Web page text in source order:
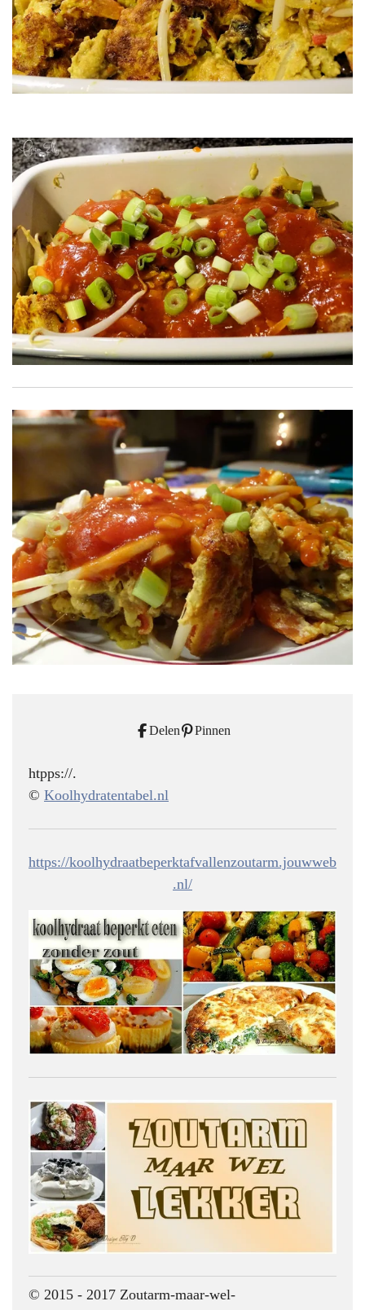
Delen Pinnen
htpps://.
© Koolhydratentabel.nl
https://koolhydraatbeperktafvallenzoutarm.jouwweb
.nl/
© 2015 - 2017 Zoutarm-maar-wel-